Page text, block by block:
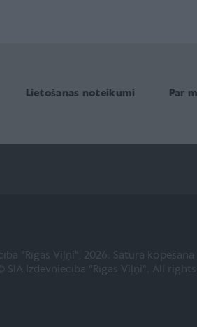
Lietošanas noteikumi Par
"Rīgas Viļņi", 2026. Satura
Izdevniecība "Rīgas Viļņi". All rights